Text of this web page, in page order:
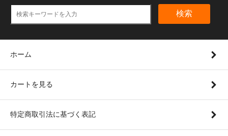
検索
ホーム
カートを見る
特定商取引法に基づく表記